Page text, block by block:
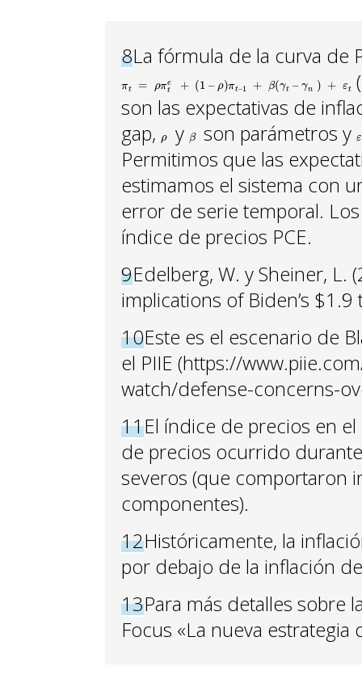
8La fórmula de la curva de
+ π + +ε
son las expectativas de
gap,
y β son parámetros y
Permitimos que las
estimamos el sistema con
error de serie temporal.
índice de precios PCE.
9Edelberg, W. y Sheiner,
implications of Biden’s
10Este es el escenario de
el PIIE (https://
watch/defense-concerns-
11El índice de precios en
de precios ocurrido
severos (que comportaron
componentes).
12Históricamente, la
por debajo de la inflación
13Para más detalles sobre
Focus «La nueva